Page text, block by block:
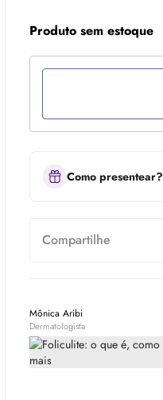
Produto sem estoque
Como presentear?
Compartilhe
Mônica Aribi
Dermatologista